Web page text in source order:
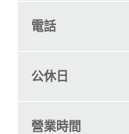
電話
公休日
營業時間